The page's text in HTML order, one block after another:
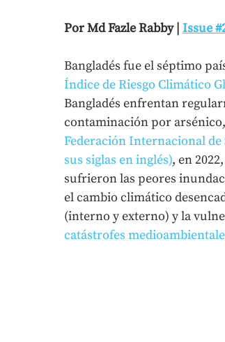
Por Md Fazle Rabby | Issue
Bangladés fue el séptimo
Índice de Riesgo Climático
Bangladés enfrentan
contaminación por
Federación Internacional de
sus siglas en inglés), en
sufrieron las peores
el cambio climático
(interno y externo) y la
catástrofes